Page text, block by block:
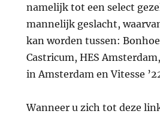
namelijk tot een select
mannelijk geslacht,
kan worden tussen:
Castricum, HES
in Amsterdam en Vitesse
Wanneer u zich tot deze